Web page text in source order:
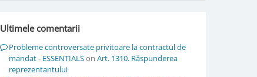
Ultimele comentarii
Probleme controversate privitoare la contractul de
mandat - ESSENTIALSon Art. 1310. Răspunderea
reprezentantului